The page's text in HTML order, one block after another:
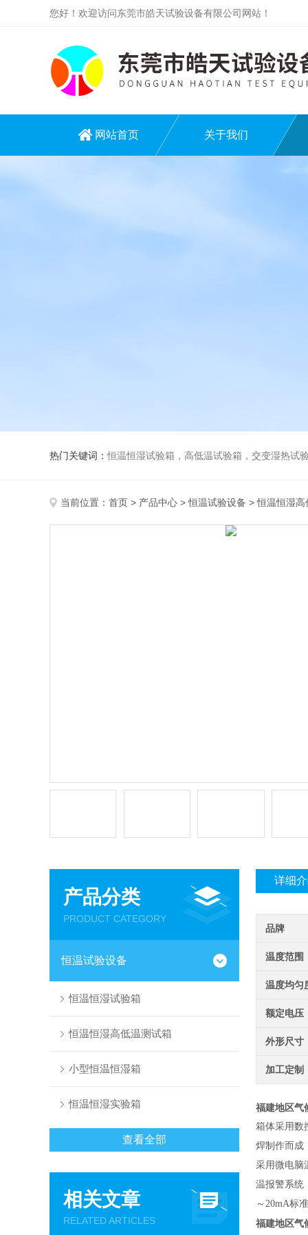
您好！欢迎访问东莞市皓天试验设备有限公司网站！
网站首页 关于我们
热门关键词：恒温恒湿试验箱，高低温试验箱，交变湿热试验箱，
当前位置： 首页 > 产品中心 >恒温试验设备 >恒温恒湿高
产品分类
PRODUCT CATEGORY
恒温试验设备
恒温恒湿试验箱
恒温恒湿高低温测试箱
小型恒温恒湿箱
恒温恒湿实验箱
查看全部
相关文章
RELATED ARTICLES
详细
品牌
温度范围
温度均匀
额定电压
外形尺寸
加工定制
福建地区气
箱体采用数
焊制作而成
采用微电脑
温报警系统
～20mA标
福建地区气